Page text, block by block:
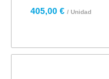
405,00 € / Unidad